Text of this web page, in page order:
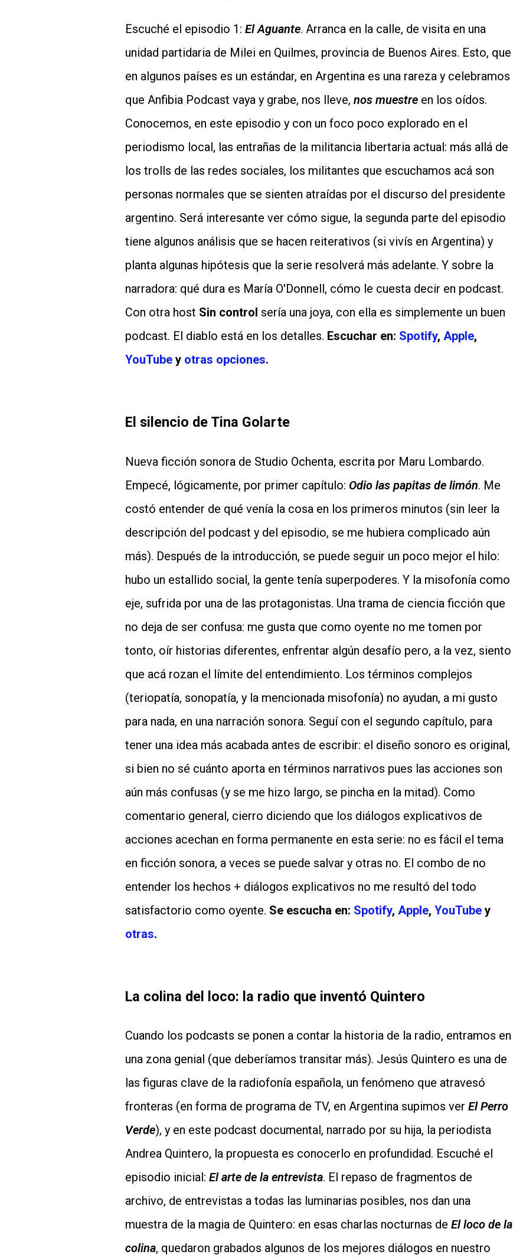
Escuché el episodio 1: El Aguante. Arranca en la calle, de visita en una
unidad partidaria de Milei en Quilmes, provincia de Buenos Aires. Esto, que
en algunos países es un estándar, en Argentina es una rareza y celebramos
que Anfibia Podcast vaya y grabe, nos lleve, nos muestre en los oídos.
Conocemos, en este episodio y con un foco poco explorado en el
periodismo local, las entrañas de la militancia libertaria actual: más allá de
los trolls de las redes sociales, los militantes que escuchamos acá son
personas normales que se sienten atraídas por el discurso del presidente
argentino. Será interesante ver cómo sigue, la segunda parte del episodio
tiene algunos análisis que se hacen reiterativos (si vivís en Argentina) y
planta algunas hipótesis que la serie resolverá más adelante. Y sobre la
narradora: qué dura es María O'Donnell, cómo le cuesta decir en podcast.
Con otra host Sin control sería una joya, con ella es simplemente un buen
podcast. El diablo está en los detalles. Escuchar en: Spotify, Apple,
YouTube y otras opciones.
El silencio de Tina Golarte
Nueva ficción sonora de Studio Ochenta, escrita por Maru Lombardo.
Empecé, lógicamente, por primer capítulo: Odio las papitas de limón. Me
costó entender de qué venía la cosa en los primeros minutos (sin leer la
descripción del podcast y del episodio, se me hubiera complicado aún
más). Después de la introducción, se puede seguir un poco mejor el hilo:
hubo un estallido social, la gente tenía superpoderes. Y la misofonía como
eje, sufrida por una de las protagonistas. Una trama de ciencia ficción que
no deja de ser confusa: me gusta que como oyente no me tomen por
tonto, oír historias diferentes, enfrentar algún desafío pero, a la vez, siento
que acá rozan el límite del entendimiento. Los términos complejos
(teriopatía, sonopatía, y la mencionada misofonía) no ayudan, a mi gusto
para nada, en una narración sonora. Seguí con el segundo capítulo, para
tener una idea más acabada antes de escribir: el diseño sonoro es original,
si bien no sé cuánto aporta en términos narrativos pues las acciones son
aún más confusas (y se me hizo largo, se pincha en la mitad). Como
comentario general, cierro diciendo que los diálogos explicativos de
acciones acechan en forma permanente en esta serie: no es fácil el tema
en ficción sonora, a veces se puede salvar y otras no. El combo de no
entender los hechos + diálogos explicativos no me resultó del todo
satisfactorio como oyente. Se escucha en: Spotify, Apple, YouTube y
otras.
La colina del loco: la radio que inventó Quintero
Cuando los podcasts se ponen a contar la historia de la radio, entramos en
una zona genial (que deberíamos transitar más). Jesús Quintero es una de
las figuras clave de la radiofonía española, un fenómeno que atravesó
fronteras (en forma de programa de TV, en Argentina supimos ver El Perro
Verde), y en este podcast documental, narrado por su hija, la periodista
Andrea Quintero, la propuesta es conocerlo en profundidad. Escuché el
episodio inicial: El arte de la entrevista. El repaso de fragmentos de
archivo, de entrevistas a todas las luminarias posibles, nos dan una
muestra de la magia de Quintero: en esas charlas nocturnas de El loco de la
colina, quedaron grabados algunos de los mejores diálogos en nuestro